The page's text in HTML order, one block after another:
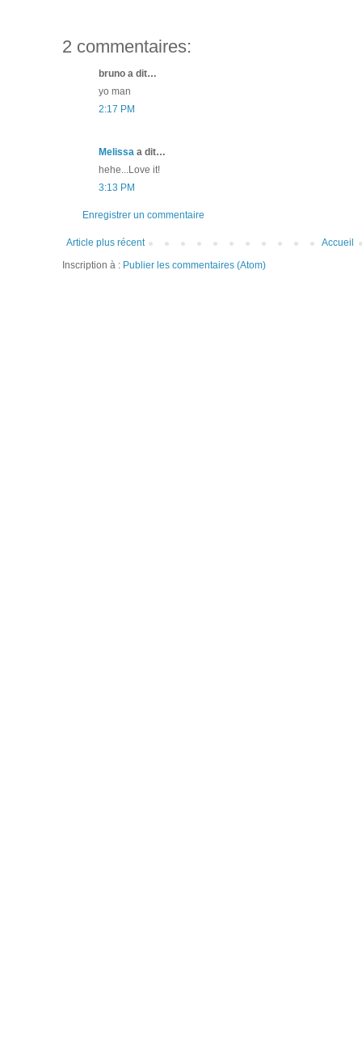
2 commentaires:
bruno a dit…
yo man
2:17 PM
Melissa a dit…
hehe...Love it!
3:13 PM
Enregistrer un commentaire
Article plus récent
Accueil
Inscription à : Publier les commentaires (Atom)